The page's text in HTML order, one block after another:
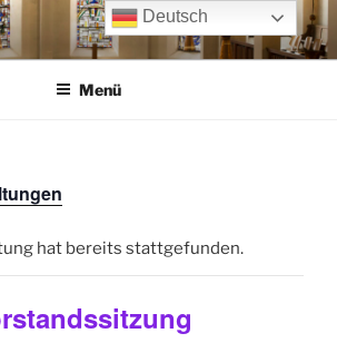
Menü
hat bereits stattgefunden.
Deutsch